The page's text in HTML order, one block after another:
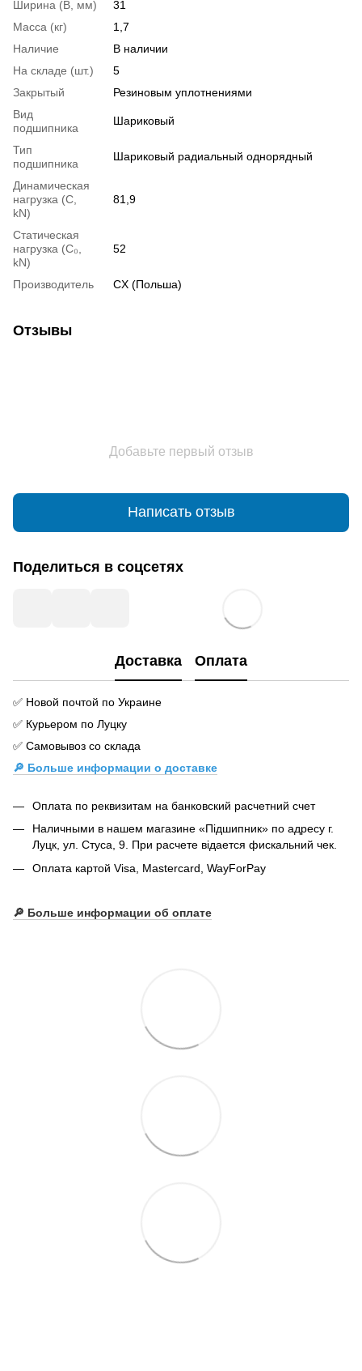
Ширина (B, мм)
31
Масса (кг)
1,7
Наличие
В наличии
На складе (шт.)
5
Закрытый
Резиновым уплотнениями
Вид
подшипника
Шариковый
Тип
подшипника
Шариковый радиальный однорядный
Динамическая
нагрузка (С,
kN)
81,9
Статическая
нагрузка (С₀,
kN)
52
Производитель CX (Польша)
Отзывы
Добавьте первый отзыв
Написать отзыв
Поделиться в соцсетях
Доставка Оплата
✅ Новой почтой по Украине
✅ Курьером по Луцку
✅ Самовывоз со склада
🔎 Больше информации о доставке
Оплата по реквизитам на банковский расчетний счет
Наличными в нашем магазине «Підшипник» по адресу г.
Луцк, ул. Стуса, 9. При расчете відается фискальний чек.
Оплата картой Visa, Mastercard, WayForPay
🔎 Больше информации об оплате